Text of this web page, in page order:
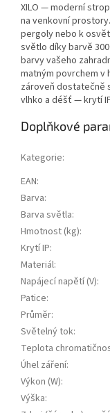
XILO — moderní
na venkovní
pergoly nebo k
světlo díky barvě
barvy vašeho
matným povrchem v
zároveň dostatečně
vlhko a déšť — krytí
Doplňkové
Kategorie:
EAN:
Barva:
Barva světla:
Hmotnost (kg):
Krytí IP:
Materiál:
Napájecí napětí (V):
Patice:
Průměr:
Světelný tok:
Teplota
Úhel záření:
Výkon (W):
Výška: